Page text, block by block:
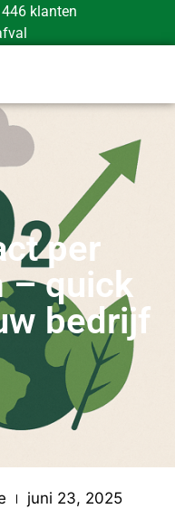
klanten
per
– quick
bedrijf
juni 23, 2025